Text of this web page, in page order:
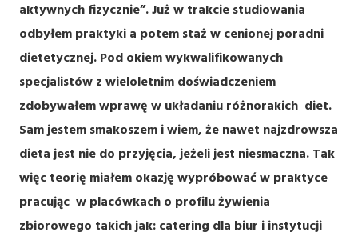
aktywnych fizycznie”. Już w trakcie studiowania
odbyłem praktyki a potem staż w cenionej poradni
dietetycznej. Pod okiem wykwalifikowanych
specjalistów z wieloletnim doświadczeniem
zdobywałem wprawę w układaniu różnorakich diet.
Sam jestem smakoszem i wiem, że nawet najzdrowsza
dieta jest nie do przyjęcia, jeżeli jest niesmaczna. Tak
więc teorię miałem okazję wypróbować w praktyce
pracując w placówkach o profilu żywienia
zbiorowego takich jak: catering dla biur i instytucji